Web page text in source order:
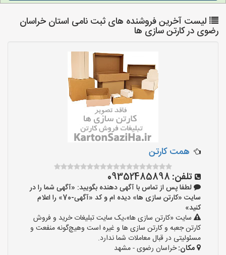
لیست آخرین فروشنده های ثبت نامی استان خراسان
رضوی در کارتن سازی ها
همت کارتن
تلفن: 09352485898
لطفا پس از تماس با آگهی دهنده بگویید: «آگهی شما را در
سایت «کارتن سازی ها» دیده ام و کد «آگهی-70» را اعلام
کنید»
سایت «کارتن سازی ها»،یک سایت تبلیغات خرید و فروش
کارتن جعبه و کارتن سازی ها و غیره است وهیچ‌گونه منفعت و
مسئولیتی در قبال معاملات شما ندارد.
مکان:خراسان رضوی - مشهد